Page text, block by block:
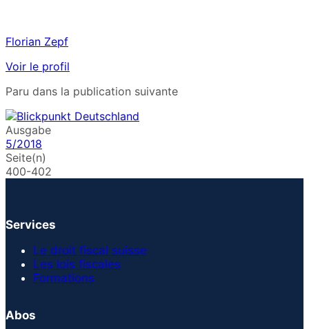
Florian Zepf
Voir le profil
Paru dans la publication suivante
Ausgabe
5/2018
Seite(n)
400-402
Services
Le droit fiscal suisse
Les lois fiscales
Formations
Abos